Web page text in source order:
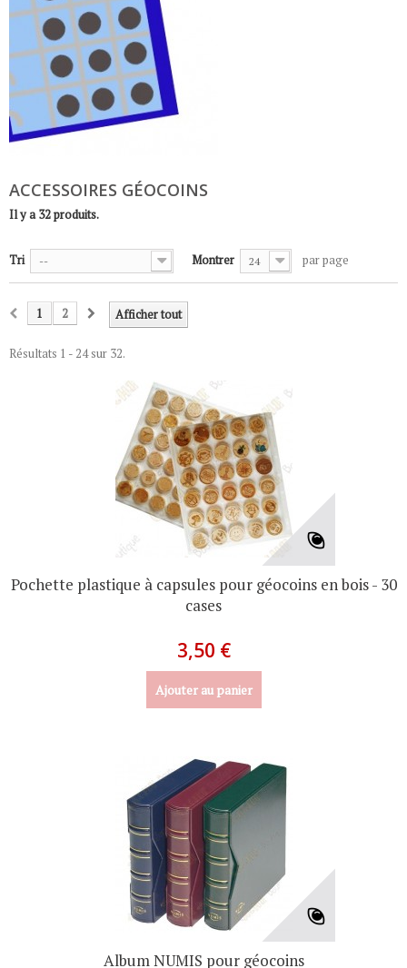
ACCESSOIRES GÉOCOINS
Il y a 32 produits.
Tri -- Montrer 24 par page
Afficher tout
1 2
Résultats 1 - 24 sur 32.
Pochette plastique à capsules pour géocoins en bois - 30
cases
3,50 €
Ajouter au panier
Album NUMIS pour géocoins